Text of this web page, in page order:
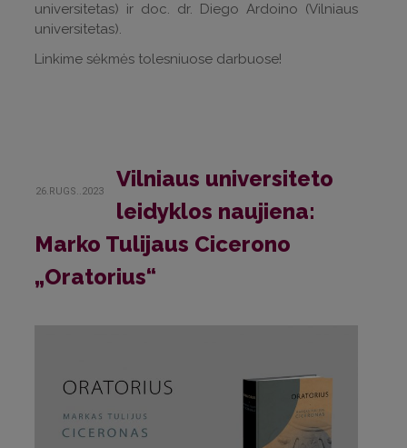
universitetas) ir doc. dr. Diego Ardoino (Vilniaus
universitetas).
Linkime sėkmės tolesniuose darbuose!
26.RUGS..2023
Vilniaus universiteto
leidyklos naujiena:
Marko Tulijaus Cicerono
„Oratorius“